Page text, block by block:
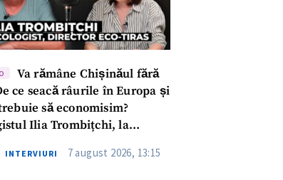
Va rămâne Chișinăul fără
ce seacă râurile în Europa și
să economisim?
Ilia Trombițchi, la
INTERVIURI 7 august 2026, 13:15